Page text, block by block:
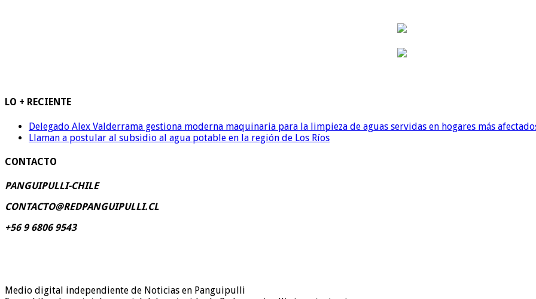
LO + RECIENTE
Delegado Alex Valderrama gestiona moderna maquinaria para la limpieza de aguas servidas en hogares más
Llaman a postular al subsidio al agua potable en la región de Los Ríos
CONTACTO
PANGUIPULLI-CHILE
CONTACTO@REDPANGUIPULLI.CL
+56 9 6806 9543
Medio digital independiente de Noticias en Panguipulli